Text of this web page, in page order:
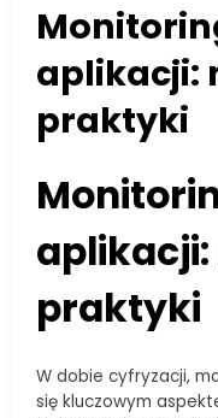
aplikacji:
praktyki
praktyki
W dobie cyfryzacji,
się kluczowym